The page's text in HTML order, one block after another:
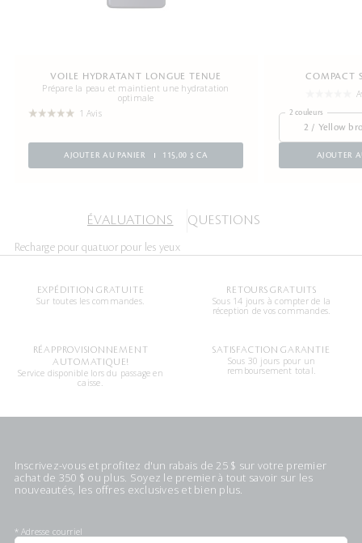
VOILE HYDRATANT LONGUE TENUE
Prépare la peau et maintient une hydratation
optimale
1 Avis
AJOUTER AU PANIER 115,00 $ CA
COMPACT
2 couleurs
2 / Yellow
AJOUTER
ÉVALUATIONS QUESTIONS
Recharge pour quatuor pour les yeux
EXPÉDITION GRATUITE
Sur toutes les commandes.
RETOURS GRATUITS
Sous 14 jours à compter de la
réception de vos commandes.
RÉAPPROVISIONNEMENT
AUTOMATIQUE!
Service disponible lors du passage en
caisse.
SATISFACTION GARANTIE
Sous 30 jours pour un
remboursement total.
Inscrivez-vous et profitez d'un rabais de 25 $ sur votre premier
achat de 350 $ ou plus. Soyez le premier à tout savoir sur les
nouveautés, les offres exclusives et bien plus.
* Adresse courriel